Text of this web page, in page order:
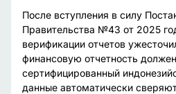
После вступления в силу
Правительства №43 от 2025
верификации отчетов
финансовую отчетность
сертифицированный
данные автоматически